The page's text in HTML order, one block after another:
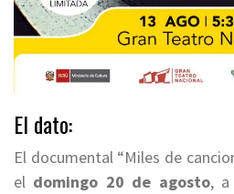
El dato:
El documental “Miles de
el domingo 20 de agosto, a